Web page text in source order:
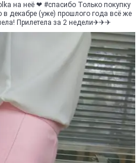
на неё ❤ #спасибо Только покупку
декабре (уже) прошлого года всё же
Прилетела за 2 недели✈✈✈